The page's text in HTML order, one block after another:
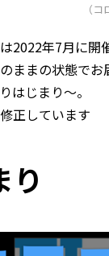
（
2022年7月に開
ままの状態でお
はじまり〜。
正しています
り